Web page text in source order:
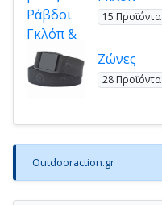
15 Προϊόντα
Ζώνες
28 Προϊόντα
Outdooraction.gr